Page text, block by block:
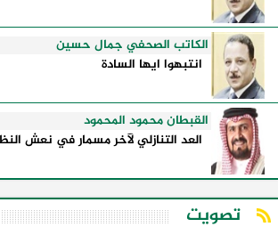
الكاتب الصحفي جمال حسين
انتبهوا ايها السادة
القبطان محمود المحمود
العد التنازلي لآخر مسمار في نعش
تصويت